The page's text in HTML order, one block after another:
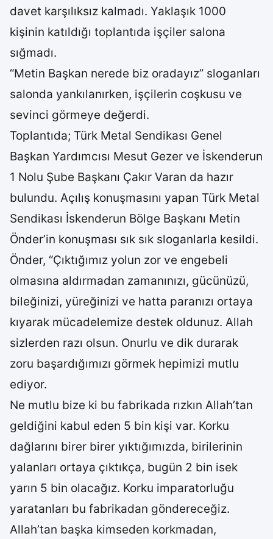
davet karşılıksız kalmadı. Yaklaşık 1000
kişinin katıldığı toplantıda işçiler salona
sığmadı.
“Metin Başkan nerede biz oradayız” sloganları
salonda yankılanırken, işçilerin coşkusu ve
sevinci görmeye değerdi.
Toplantıda; Türk Metal Sendikası Genel
Başkan Yardımcısı Mesut Gezer ve İskenderun
1 Nolu Şube Başkanı Çakır Varan da hazır
bulundu. Açılış konuşmasını yapan Türk Metal
Sendikası İskenderun Bölge Başkanı Metin
Önder’in konuşması sık sık sloganlarla kesildi.
Önder, “Çıktığımız yolun zor ve engebeli
olmasına aldırmadan zamanınızı, gücünüzü,
bileğinizi, yüreğinizi ve hatta paranızı ortaya
kıyarak mücadelemize destek oldunuz. Allah
sizlerden razı olsun. Onurlu ve dik durarak
zoru başardığımızı görmek hepimizi mutlu
ediyor.
Ne mutlu bize ki bu fabrikada rızkın Allah’tan
geldiğini kabul eden 5 bin kişi var. Korku
dağlarını birer birer yıktığımızda, birilerinin
yalanları ortaya çıktıkça, bugün 2 bin isek
yarın 5 bin olacağız. Korku imparatorluğu
yaratanları bu fabrikadan göndereceğiz.
Allah’tan başka kimseden korkmadan,